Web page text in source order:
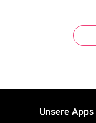
Unsere Apps